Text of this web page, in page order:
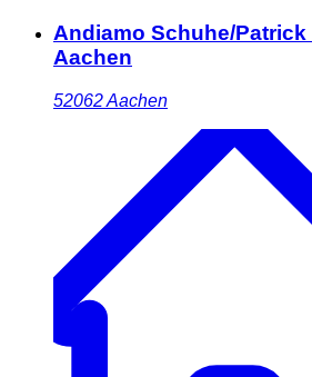
Andiamo Schuhe/Patrick
Aachen
52062Aachen